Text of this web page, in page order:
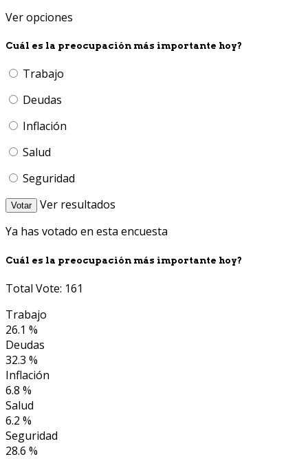
Ver opciones
Cuál es la preocupación más importante hoy?
Trabajo
Deudas
Inflación
Salud
Seguridad
Votar
Ver resultados
Ya has votado en esta encuesta
Cuál es la preocupación más importante hoy?
Total Vote: 161
Trabajo
26.1 %
Deudas
32.3 %
Inflación
6.8 %
Salud
6.2 %
Seguridad
28.6 %